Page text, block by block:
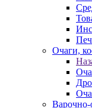
Очаги,
Варочно-